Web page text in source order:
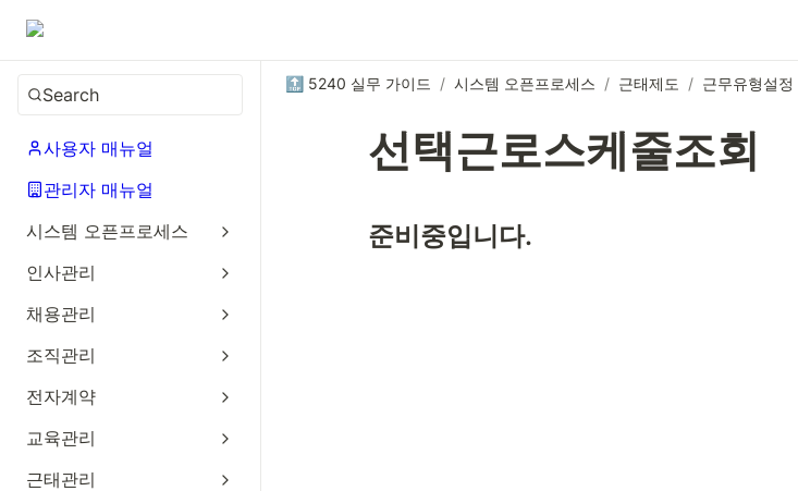
Search
사용자 매뉴얼
관리자 매뉴얼
시스템 오픈프로세스
인사관리
채용관리
조직관리
전자계약
교육관리
근태관리
🔝 5240 실무 가이드 / 시스템 오픈프로세스 / 근태제도 / 근무유형설정
선택근로스케줄조회
준비중입니다.